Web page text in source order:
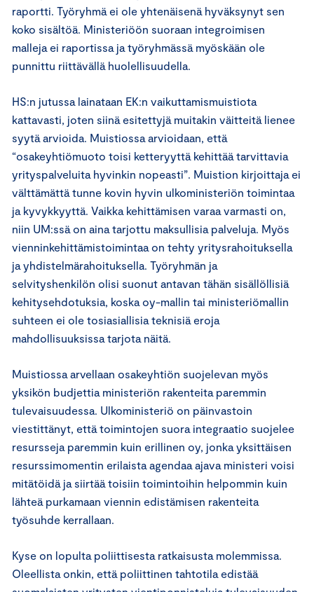
raportti. Työryhmä ei ole yhtenäisenä hyväksynyt sen
koko sisältöä. Ministeriöön suoraan integroimisen
malleja ei raportissa ja työryhmässä myöskään ole
punnittu riittävällä huolellisuudella.
HS:n jutussa lainataan EK:n vaikuttamismuistiota
kattavasti, joten siinä esitettyjä muitakin väitteitä lienee
syytä arvioida. Muistiossa arvioidaan, että
“osakeyhtiömuoto toisi ketteryyttä kehittää tarvittavia
yrityspalveluita hyvinkin nopeasti”. Muistion kirjoittaja ei
välttämättä tunne kovin hyvin ulkoministeriön toimintaa
ja kyvykkyyttä. Vaikka kehittämisen varaa varmasti on,
niin UM:ssä on aina tarjottu maksullisia palveluja. Myös
vienninkehittämistoimintaa on tehty yritysrahoituksella
ja yhdistelmärahoituksella. Työryhmän ja
selvityshenkilön olisi suonut antavan tähän sisällöllisiä
kehitysehdotuksia, koska oy-mallin tai ministeriömallin
suhteen ei ole tosiasiallisia teknisiä eroja
mahdollisuuksissa tarjota näitä.
Muistiossa arvellaan osakeyhtiön suojelevan myös
yksikön budjettia ministeriön rakenteita paremmin
tulevaisuudessa. Ulkoministeriö on päinvastoin
viestittänyt, että toimintojen suora integraatio suojelee
resursseja paremmin kuin erillinen oy, jonka yksittäisen
resurssimomentin erilaista agendaa ajava ministeri voisi
mitätöidä ja siirtää toisiin toimintoihin helpommin kuin
lähteä purkamaan viennin edistämisen rakenteita
työsuhde kerrallaan.
Kyse on lopulta poliittisesta ratkaisusta molemmissa.
Oleellista onkin, että poliittinen tahtotila edistää